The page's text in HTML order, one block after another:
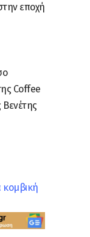
εποχή
Coffee
Βενέτης
κομβική